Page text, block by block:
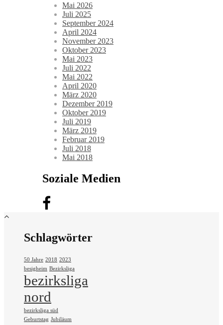
Mai 2026
Juli 2025
September 2024
April 2024
November 2023
Oktober 2023
Mai 2023
Juli 2022
Mai 2022
April 2020
März 2020
Dezember 2019
Oktober 2019
Juli 2019
März 2019
Februar 2019
Juli 2018
Mai 2018
Soziale Medien
Schlagwörter
50 Jahre 2018 2023
besigheim Bezirksliga
bezirksliga
nord
bezirksliga süd
Geburtstag Jubiläum